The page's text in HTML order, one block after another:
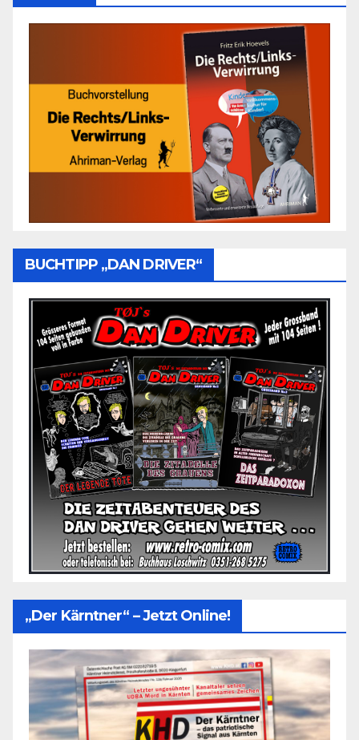
BUCHTIPP „DAN DRIVER“
„Der Kärntner“ – Jetzt Online!